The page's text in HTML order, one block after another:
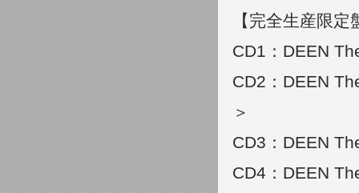
【完全生産限
CD1：DEEN
CD2：DEEN
＞
CD3：DEEN
CD4：DEEN